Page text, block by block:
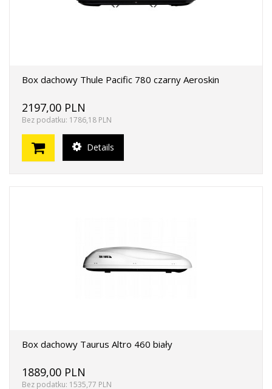
Box dachowy Thule Pacific 780 czarny Aeroskin
2197,00 PLN
Bez podatku: 1786,18 PLN
Details
Box dachowy Taurus Altro 460 biały
1889,00 PLN
Bez podatku: 1535,77 PLN